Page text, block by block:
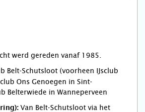
werd gereden vanaf 1985.
Belt-Schutsloot (voorheen IJsclub
Ons Genoegen in Sint-
Belterwiede in Wanneperveen
Van Belt-Schutsloot via het